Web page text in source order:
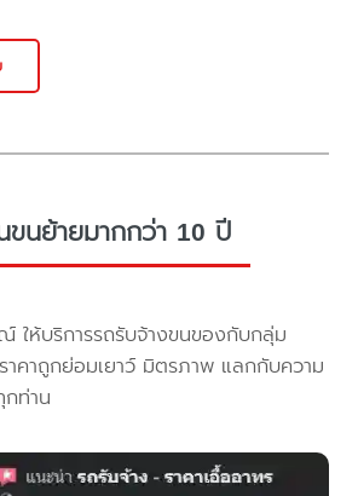
นขนย้ายมากกว่า 10 ปี
ให้บริการรถรับจ้างขนของกับกลุ่ม
าคาถูกย่อมเยาว์ มิตรภาพ แลกกับความ
กท่าน